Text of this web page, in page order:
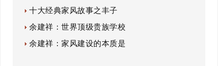
十大经典家风故事之丰子
余建祥：世界顶级贵族学校
余建祥：家风建设的本质是